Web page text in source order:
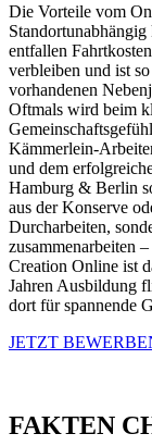
Die Vorteile vom
entfallen
verbleiben und ist
vorhandenen
Oftmals wird beim
Kämmerlein-
und dem
Hamburg & Berlin
aus der Konserve
Durcharbeiten,
zusammenarbeiten
Creation Online ist
Jahren Ausbildung
dort für spannende
JETZT
FAKTEN